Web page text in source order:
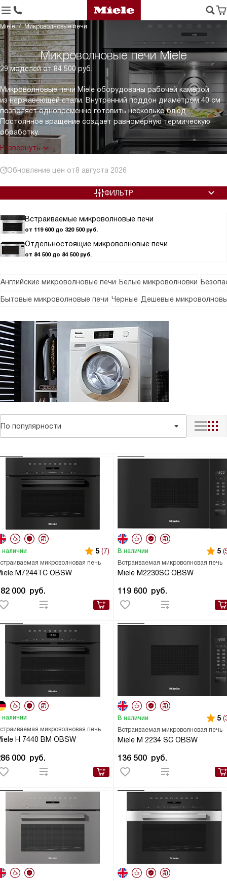
Miele Микроволновые печи
Микроволновые печи Miele
29 моделей от 84 500 руб.
Микроволновые печи Miele оборудованы рабочей камерой
из нержавеющей стали. Внутренний поддон диаметром 40 см
позволяет одновременно готовить несколько блюд.
Постоянное вращение создает равномерную термическую
обработку.
Развернуть
Обновление цен от8 августа 2026
Встраиваемые микроволновые печи
от 119 600 до 320 500 руб.
Отдельностоящие микроволновые печи
от 84 500 до 84 500 руб.
ФИЛЬТР
Английские микроволновые печи Белые микроволновки
Бытовые микроволновые печи Черные Дешевые
По популярности
микроволновая печь
M7244TC OBSW
наличии 5 (7)
000 руб.
Встраиваемая микроволновая печь
Miele M2230SC OBSW
В наличии 5
119 600 руб.
микроволновая печь
H 7440 BM OBSW
наличии
000 руб.
Встраиваемая микроволновая печь
Miele M 2234 SC OBSW
В наличии 5
136 500 руб.